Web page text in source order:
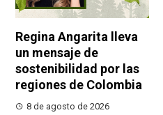
Regina Angarita lleva
un mensaje de
sostenibilidad por las
regiones de Colombia
8 de agosto de 2026